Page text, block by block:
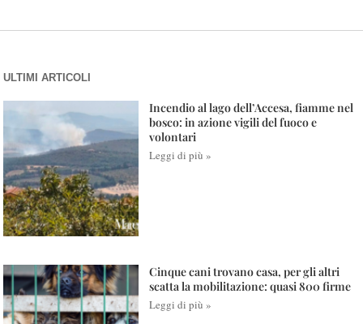
ULTIMI ARTICOLI
Incendio al lago dell’Accesa, fiamme nel
bosco: in azione vigili del fuoco e
volontari
Leggi di più »
Cinque cani trovano casa, per gli altri
scatta la mobilitazione: quasi 800 firme
Leggi di più »